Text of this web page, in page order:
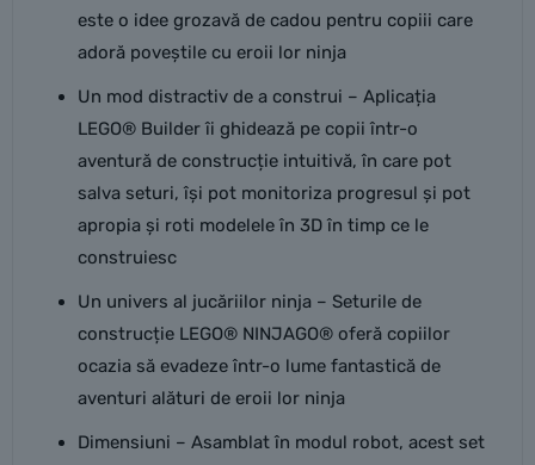
este o idee grozavă de cadou pentru copiii care
adoră poveștile cu eroii lor ninja
Un mod distractiv de a construi – Aplicația
LEGO® Builder îi ghidează pe copii într-o
aventură de construcție intuitivă, în care pot
salva seturi, își pot monitoriza progresul și pot
apropia și roti modelele în 3D în timp ce le
construiesc
Un univers al jucăriilor ninja – Seturile de
construcție LEGO® NINJAGO® oferă copiilor
ocazia să evadeze într-o lume fantastică de
aventuri alături de eroii lor ninja
Dimensiuni – Asamblat în modul robot, acest set